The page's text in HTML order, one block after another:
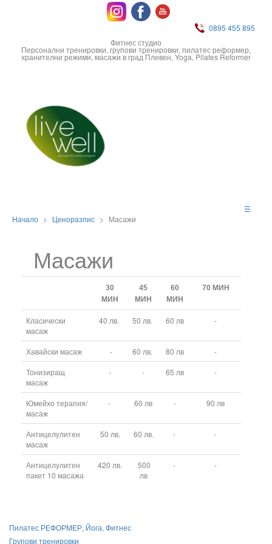
0895 455 895
Фитнес студио
Персонални тренировки, групови тренировки, пилатес реформер,
хранителни режими, масажи в град Плевен, Yoga, Pilates Reformer
☰
Начало > Ценоразпис > Масажи
Пилатес РЕФОРМЕР, Йога, Фитнес
Групови тренировки
Масажи
30
МИН
45
МИН
60
МИН
70 МИН
Класически
масаж
40 лв. 50 лв. 60 лв -
Хавайски масаж - 60 лв. 80 лв
-
Тонизиращ
масаж
- - 65 лв -
Юмейхо терапия/
масаж
- 60 лв - 90 лв
Антицелулитен
масаж
50 лв. 60 лв. - -
Антицелулитен
пакет 10 масажа
420 лв.
500
лв
- -